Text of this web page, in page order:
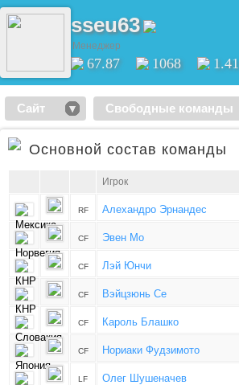
sseu63
Менеджер
67.87 1068 1.41
Сайт Свободные команды
Основной состав команды
Игрок
RF Алехандро Эрнандес
CF Эвен Мо
CF Лэй Юнчи
CF Вэйцзюнь Се
CF Кароль Блашко
CF Нориаки Фудзимото
LF Олег Шушеначев